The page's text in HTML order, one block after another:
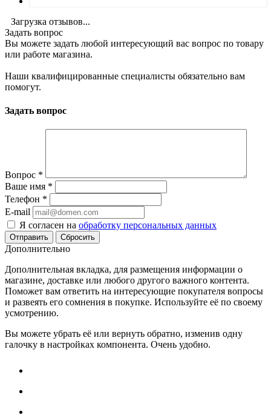
Загрузка отзывов...
Задать вопрос
Вы можете задать любой интересующий вас вопрос по товару
или работе магазина.
Наши квалифицированные специалисты обязательно вам
помогут.
Задать вопрос
Вопрос *
Ваше имя *
Телефон *
E-mail
Я согласен на обработку персональных данных
Сбросить
Дополнительно
Дополнительная вкладка, для размещения информации о
магазине, доставке или любого другого важного контента.
Поможет вам ответить на интересующие покупателя вопросы
и развеять его сомнения в покупке. Используйте её по своему
усмотрению.
Вы можете убрать её или вернуть обратно, изменив одну
галочку в настройках компонента. Очень удобно.